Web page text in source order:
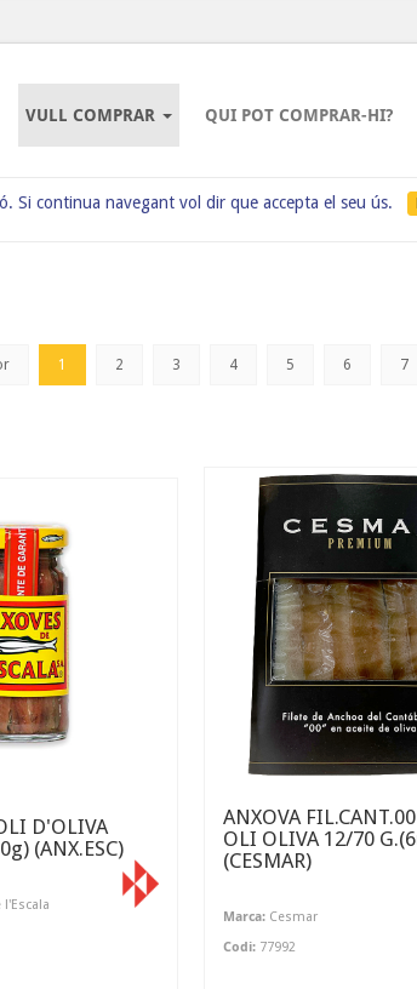
Si continua navegant vol dir que accepta el seu ús.
VULL COMPRAR QUI POT COMPRAR-HI?
1 2 3 4 5 6 7
D'OLIVA
(ANX.ESC)
ANXOVA FIL.CANT.00 AMB
OLI OLIVA 12/70 G.(6u)
(CESMAR)
Marca: Cesmar
Codi: 77992